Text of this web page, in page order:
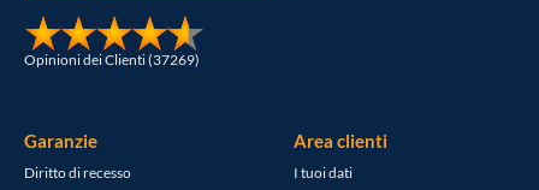
Opinioni dei Clienti (37269)
Garanzie
Diritto di recesso
Area clienti
I tuoi dati